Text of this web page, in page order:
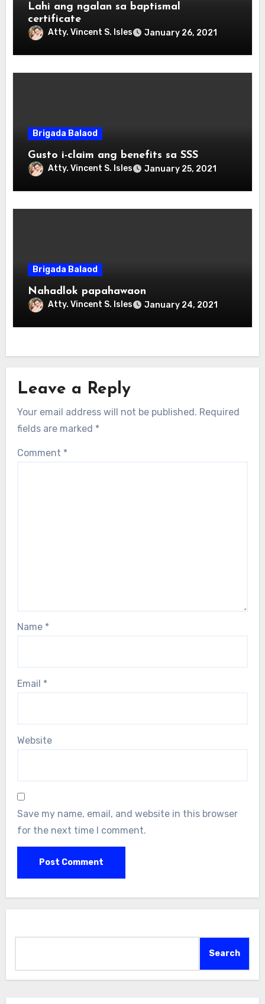
Lahi ang ngalan sa baptismal
certificate
Atty. Vincent S. Isles January 26, 2021
Brigada Balaod
Gusto i-claim ang benefits sa SSS
Atty. Vincent S. Isles January 25, 2021
Brigada Balaod
Nahadlok papahawaon
Atty. Vincent S. Isles January 24, 2021
Leave a Reply
Your email address will not be published. Required
fields are marked *
Comment *
Name *
Email *
Website
Save my name, email, and website in this browser
for the next time I comment.
Search